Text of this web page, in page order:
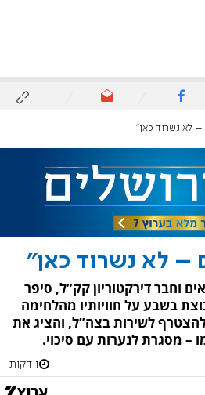
– לא נשרוד כאן"
– לא נשרוד כאן"
וחבר דירקטוריון קק”ל, סיפר
ה-22 של קבוצת בשבע על חוויותיו מהלחימה
לשירות בצה”ל, והציג את
– מסגרת לנערות עם סיכוי.
1 דקות